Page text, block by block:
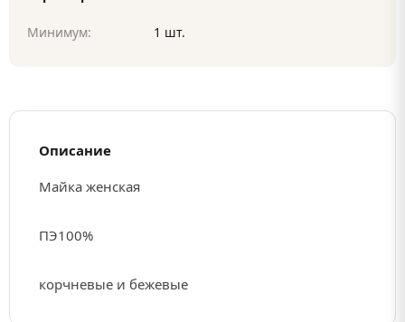
Минимум: 1 шт.
Описание
Майка женская
ПЭ100%
корчневые и бежевые